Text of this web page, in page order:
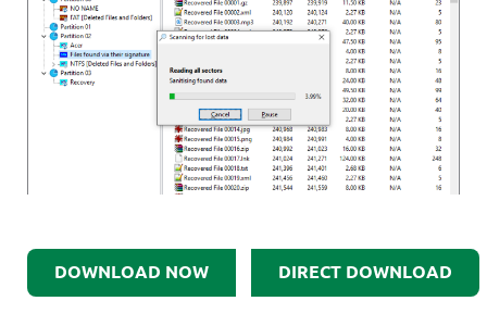
DOWNLOAD NOW DIRECT DOWNLOAD